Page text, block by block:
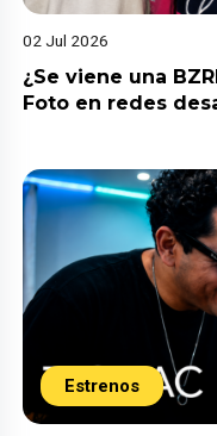
02 Jul 2026
¿Se viene una
Foto en redes
Estrenos